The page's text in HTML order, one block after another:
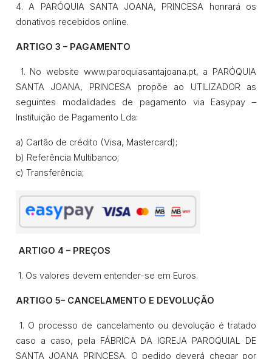
4. A PARÓQUIA SANTA JOANA, PRINCESA honrará os
donativos recebidos online.
ARTIGO 3 – PAGAMENTO
1. No website www.paroquiasantajoana.pt, a PARÓQUIA
SANTA JOANA, PRINCESA propõe ao UTILIZADOR as
seguintes modalidades de pagamento via Easypay –
Instituição de Pagamento Lda:
a) Cartão de crédito (Visa, Mastercard);
b) Referência Multibanco;
c) Transferência;
ARTIGO 4 – PREÇOS
1. Os valores devem entender-se em Euros.
ARTIGO 5– CANCELAMENTO E DEVOLUÇÃO
1. O processo de cancelamento ou devolução é tratado
caso a caso, pela FÁBRICA DA IGREJA PAROQUIAL DE
SANTA JOANA PRINCESA. O pedido deverá chegar por